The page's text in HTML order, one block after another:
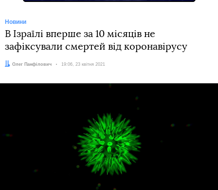
Новини
В Ізраїлі вперше за 10 місяців не
зафіксували смертей від коронавірусу
Автор:
Олег Панфілович Дата:
19:06, 23 квітня 2021